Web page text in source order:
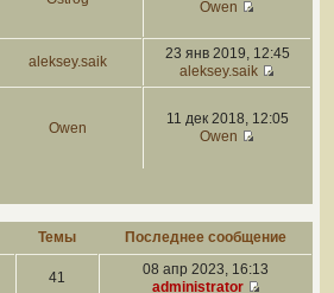
Owen
aleksey.saik
23 янв 2019, 12:45
aleksey.saik
Owen
11 дек 2018, 12:05
Owen
Темы Последнее сообщение
41
08 апр 2023, 16:13
administrator